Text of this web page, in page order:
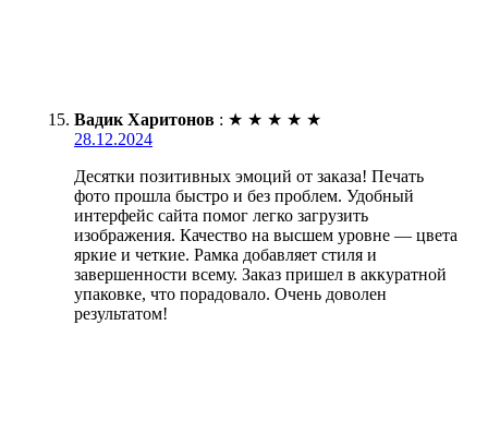
Вадик Харитонов : ★ ★ ★ ★ ★
28.12.2024
Десятки позитивных эмоций от заказа! Печать
фото прошла быстро и без проблем. Удобный
интерфейс сайта помог легко загрузить
изображения. Качество на высшем уровне — цвета
яркие и четкие. Рамка добавляет стиля и
завершенности всему. Заказ пришел в аккуратной
упаковке, что порадовало. Очень доволен
результатом!